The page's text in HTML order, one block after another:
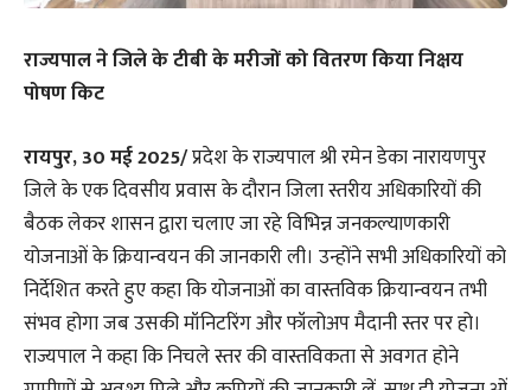
राज्यपाल ने जिले के टीबी के मरीजों को वितरण किया निक्षय
पोषण किट
रायपुर, 30 मई 2025/प्रदेश के राज्यपाल श्री रमेन डेका नारायणपुर
जिले के एक दिवसीय प्रवास के दौरान जिला स्तरीय अधिकारियों की
बैठक लेकर शासन द्वारा चलाए जा रहे विभिन्न जनकल्याणकारी
योजनाओं के क्रियान्वयन की जानकारी ली। उन्होंने सभी अधिकारियों को
निर्देशित करते हुए कहा कि योजनाओं का वास्तविक क्रियान्वयन तभी
संभव होगा जब उसकी मॉनिटरिंग और फॉलोअप मैदानी स्तर पर हो।
राज्यपाल ने कहा कि निचले स्तर की वास्तविकता से अवगत होने